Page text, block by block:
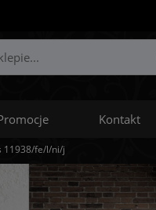
Kontakt
11938/fe/l/ni/j